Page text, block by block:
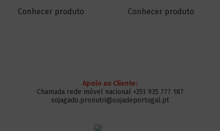
Conhecer produto Conhecer produto
Apoio ao Cliente:
Chamada rede móvel nacional +351 935 777 187
sojagado.pronutri@sojadeportugal.pt